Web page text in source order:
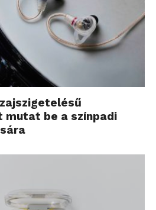
be a színpadi